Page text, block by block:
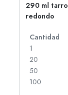
290 ml tarro
redondo
Cantidad
1
20
50
100